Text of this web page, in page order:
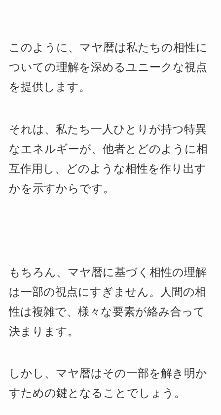
このように、マヤ暦は私たちの相性に
ついての理解を深めるユニークな視点
を提供します。
それは、私たち一人ひとりが持つ特異
なエネルギーが、他者とどのように相
互作用し、どのような相性を作り出す
かを示すからです。
もちろん、マヤ暦に基づく相性の理解
は一部の視点にすぎません。人間の相
性は複雑で、様々な要素が絡み合って
決まります。
しかし、マヤ暦はその一部を解き明か
すための鍵となることでしょう。